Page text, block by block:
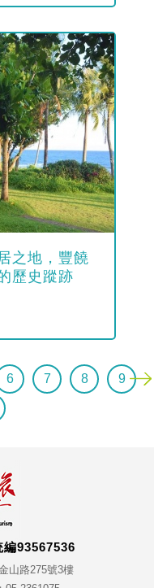
之地，豐饒
歷史蹤跡
6 7 8 9
編93567536
山路275號3樓